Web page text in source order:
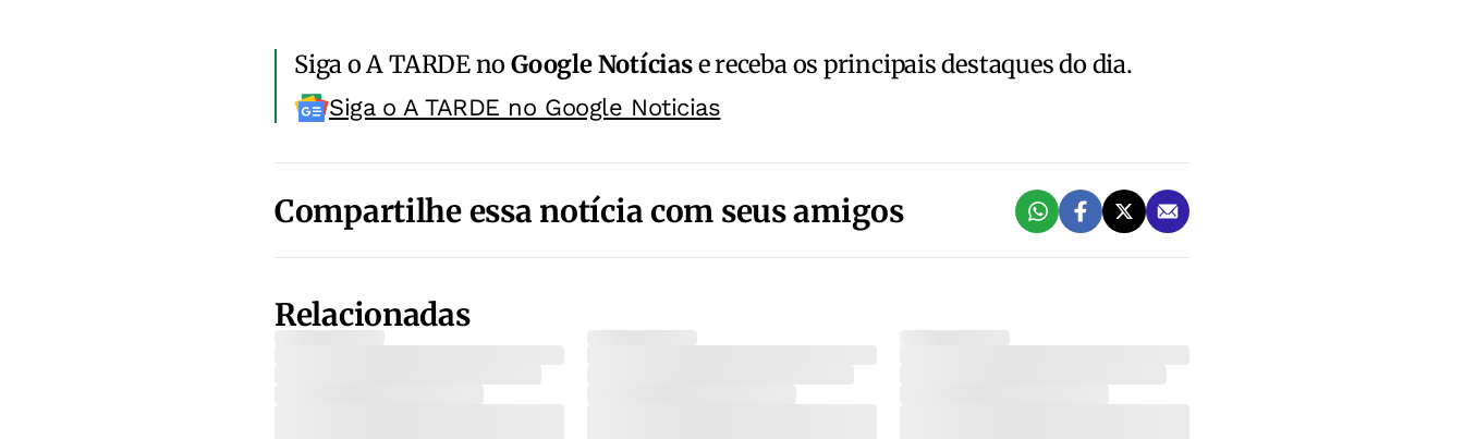
Siga o A TARDE noGoogle Notíciase receba os principais destaques do dia.
Siga o A TARDE no Google Noticias
Compartilhe essa notícia com seus amigos
Relacionadas